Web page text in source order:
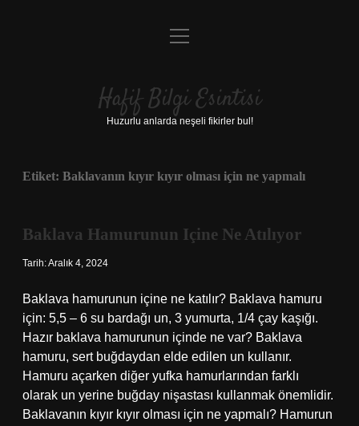
Anasayfa
Yasal Uyarı
menüyü
Hafif Bilgi Esintisi
Huzurlu anlarda neşeli fikirler bul!
Etiket: Baklavanın kıyır kıyır olması için ne yapmalı
Baklava Hamurunun Içine Ne Atılıyor
Tarih: Aralık 4, 2024
Baklava hamurunun içine ne katılır? Baklava hamuru
için: 5,5 – 6 su bardağı un, 3 yumurta, 1/4 çay kaşığı.
Hazır baklava hamurunun içinde ne var? Baklava
hamuru, sert buğdaydan elde edilen un kullanır.
Hamuru açarken diğer yufka hamurlarından farklı
olarak un yerine buğday nişastası kullanmak önemlidir.
Baklavanın kıyır kıyır olması için ne yapmalı? Hamurun